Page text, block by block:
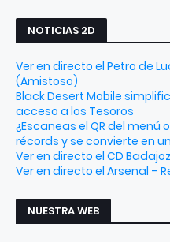
NOTICIAS 2D
Ver en directo el Petro de
(Amistoso)
Black Desert Mobile
acceso a los Tesoros
¿Escaneas el QR del menú
récords y se convierte en
Ver en directo el CD
Ver en directo el Arsenal –
NUESTRA WEB